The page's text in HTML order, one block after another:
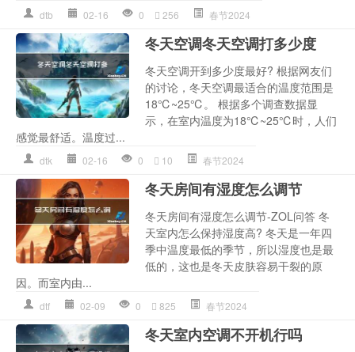
dtb 02-16 0 256 春节2024
冬天空调冬天空调打多少度
冬天空调开到多少度最好? 根据网友们
的讨论，冬天空调最适合的温度范围是
18℃~25℃。 根据多个调查数据显
示，在室内温度为18℃~25℃时，人们
感觉最舒适。温度过...
dtk 02-16 0 10 春节2024
冬天房间有湿度怎么调节
冬天房间有湿度怎么调节-ZOL问答 冬
天室内怎么保持湿度高? 冬天是一年四
季中温度最低的季节，所以湿度也是最
低的，这也是冬天皮肤容易干裂的原
因。而室内由...
dtf 02-09 0 825 春节2024
冬天室内空调不开机行吗